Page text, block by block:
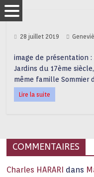
28 juillet 2019
image de présentation
Jardins du 17ème
même famille Sommier
Lire la suite
COMMENTAIRES
Charles HARARI dans